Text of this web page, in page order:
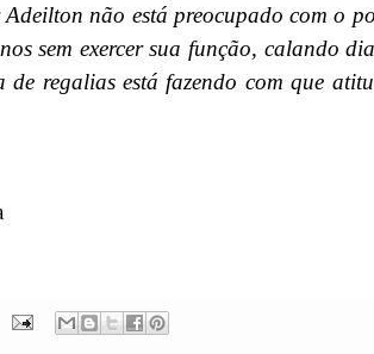
Adeilton não está preocupado com o
sem exercer sua função, calando
de regalias está fazendo com que